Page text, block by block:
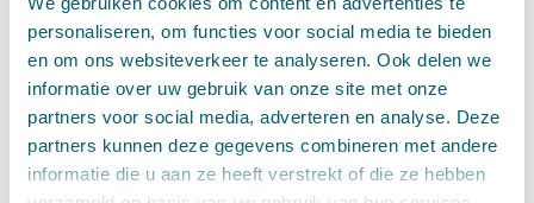
personaliseren, om functies voor social media te bieden
en om ons websiteverkeer te analyseren. Ook delen we
informatie over uw gebruik van onze site met onze
partners voor social media, adverteren en analyse. Deze
partners kunnen deze gegevens combineren met andere
informatie die u aan ze heeft verstrekt of die ze hebben
Verzekeringsrecht(85)
Wetgeving cassatierechtspraak (14)
Wvggz – Wzd (Wet Bopz oud)(139)
ARCHIEF
►
2026 (88)